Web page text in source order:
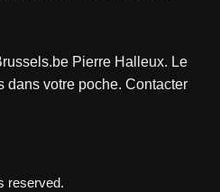
Pierre Halleux. Le
dans votre poche. Contacter
reserved.